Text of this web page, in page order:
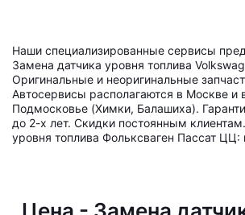
Наши специализированные сервисы
Замена датчика уровня топлива
Оригинальные и неоригинальные
Автосервисы располагаются в Москве
Подмосковье (Химки, Балашиха).
до 2-х лет. Скидки постоянным
уровня топлива Фольксваген Пассат ЦЦ: